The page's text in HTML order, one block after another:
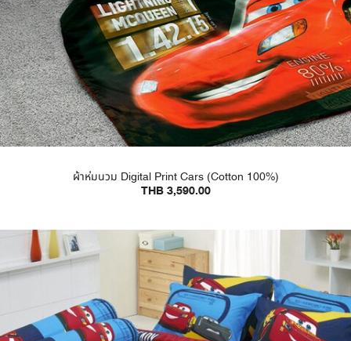
ผ้าห่มนวม Digital Print Cars (Cotton 100%)
THB 3,590.00